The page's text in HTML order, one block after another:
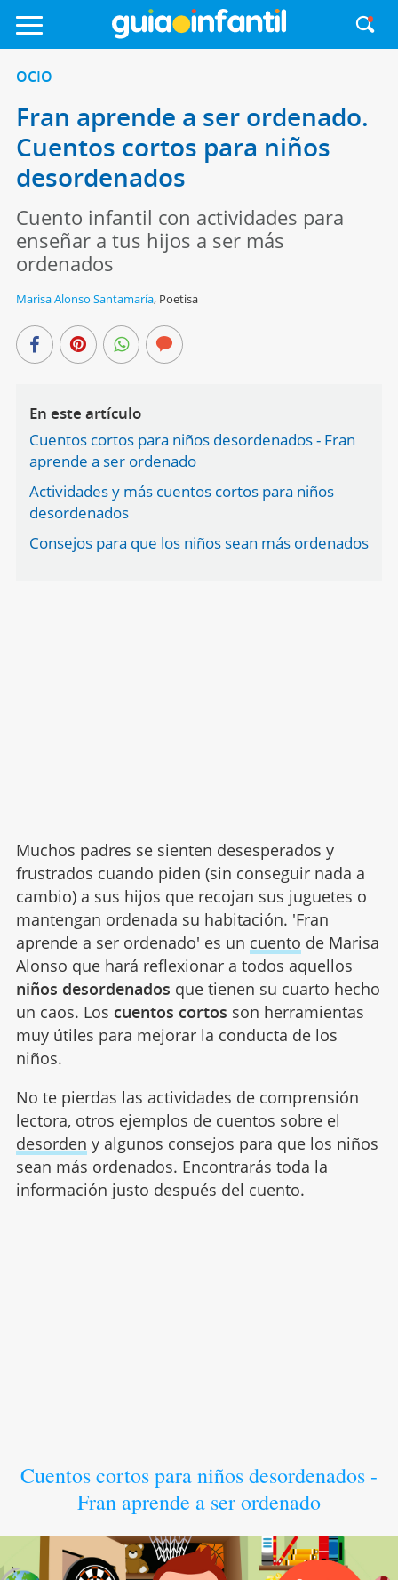
OCIO
Fran aprende a ser ordenado.
Cuentos cortos para niños
desordenados
Cuento infantil con actividades para
enseñar a tus hijos a ser más
ordenados
Marisa Alonso Santamaría, Poetisa
En este artículo
Cuentos cortos para niños desordenados - Fran
aprende a ser ordenado
Actividades y más cuentos cortos para niños
desordenados
Consejos para que los niños sean más ordenados
Muchos padres se sienten desesperados y
frustrados cuando piden (sin conseguir nada a
cambio) a sus hijos que recojan sus juguetes o
mantengan ordenada su habitación. 'Fran
aprende a ser ordenado' es un cuento de Marisa
Alonso que hará reflexionar a todos aquellos
niños desordenados que tienen su cuarto hecho
un caos. Los cuentos cortos son herramientas
muy útiles para mejorar la conducta de los
niños.
No te pierdas las actividades de comprensión
lectora, otros ejemplos de cuentos sobre el
desorden y algunos consejos para que los niños
sean más ordenados. Encontrarás toda la
información justo después del cuento.
Cuentos cortos para niños desordenados -
Fran aprende a ser ordenado